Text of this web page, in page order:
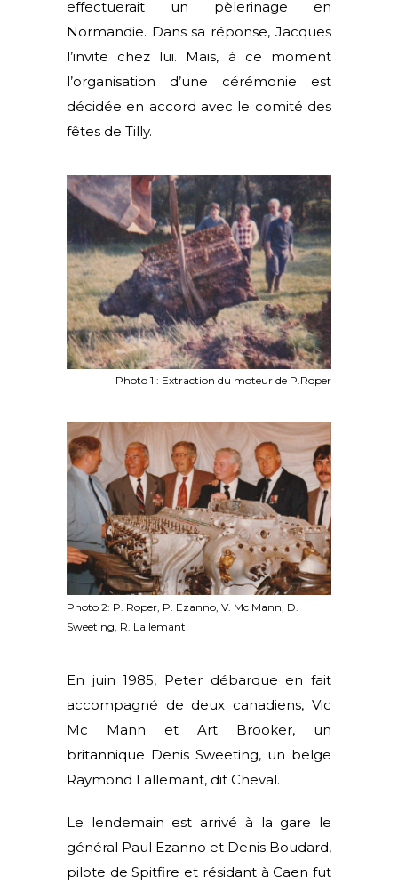
effectuerait un pèlerinage en
Normandie. Dans sa réponse, Jacques
l’invite chez lui. Mais, à ce moment
l’organisation d’une cérémonie est
décidée en accord avec le comité des
fêtes de Tilly.
Photo 1 : Extraction du moteur de P.Roper
Photo 2: P. Roper, P. Ezanno, V. Mc Mann, D.
Sweeting, R. Lallemant
En juin 1985, Peter débarque en fait
accompagné de deux canadiens, Vic
Mc Mann et Art Brooker, un
britannique Denis Sweeting, un belge
Raymond Lallemant, dit Cheval.
Le lendemain est arrivé à la gare le
général Paul Ezanno et Denis Boudard,
pilote de Spitfire et résidant à Caen fut